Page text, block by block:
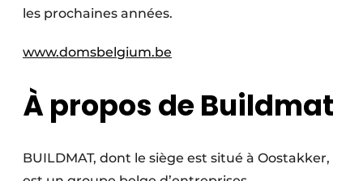
Techniques ferroviaires
Travaux ferroviaires
les prochaines années.
www.domsbelgium.be
À propos de Buildmat
BUILDMAT, dont le siège est situé à Oostakker,